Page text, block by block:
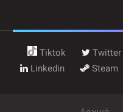
Tiktok Twitter
Linkedin
Steam